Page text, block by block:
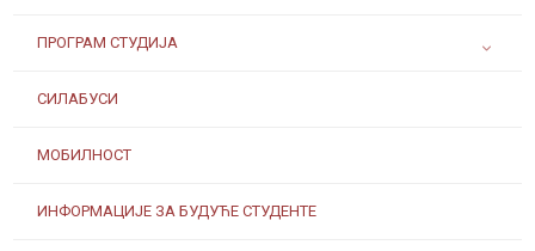
ПРОГРАМ СТУДИЈА
СИЛАБУСИ
МОБИЛНОСТ
ИНФОРМАЦИЈЕ ЗА БУДУЋЕ СТУДЕНТЕ